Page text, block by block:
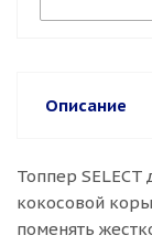
Описание
Топпер
кокосовой
поменять